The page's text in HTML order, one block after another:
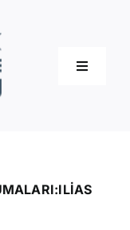
Toggle